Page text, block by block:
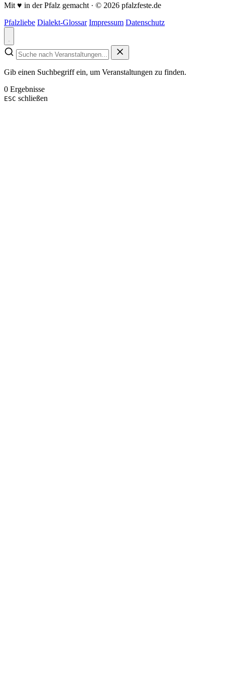
Mit ♥ in der Pfalz gemacht · © 2026 pfalzfeste.de
Pfalzliebe Dialekt-Glossar Impressum Datenschutz
Gib einen Suchbegriff ein, um Veranstaltungen zu finden.
0 Ergebnisse
ESC schließen